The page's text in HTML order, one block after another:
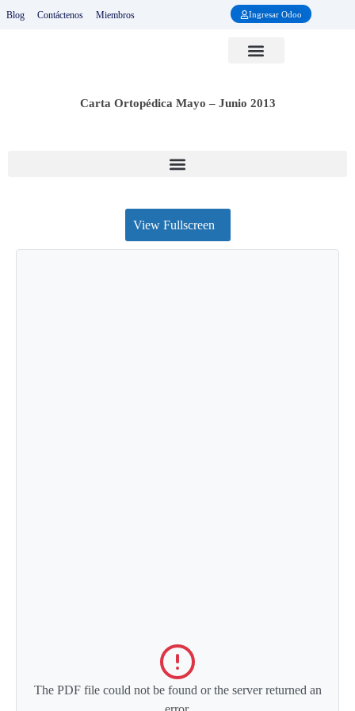
IrBlog Contáctenos Miembros Ingresar Odoo
Carta Ortopédica Mayo – Junio 2013
View Fullscreen
The PDF file could not be found or the server returned an